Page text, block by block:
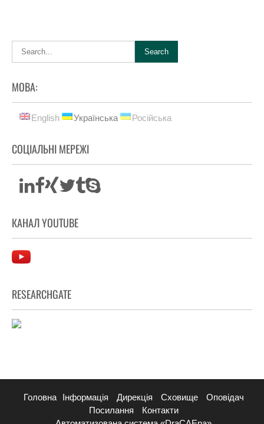
МОВА:
English Українська Російська
СОЦІАЛЬНІ МЕРЕЖІ
КАНАЛ YOUTUBE
RESEARCHGATE
Головна Інформація Дирекція Сховище
Оповідач
Посилання
Контакти